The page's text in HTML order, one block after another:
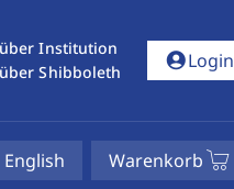
Institution
Shibboleth
account_circleLogin
English Warenkorb